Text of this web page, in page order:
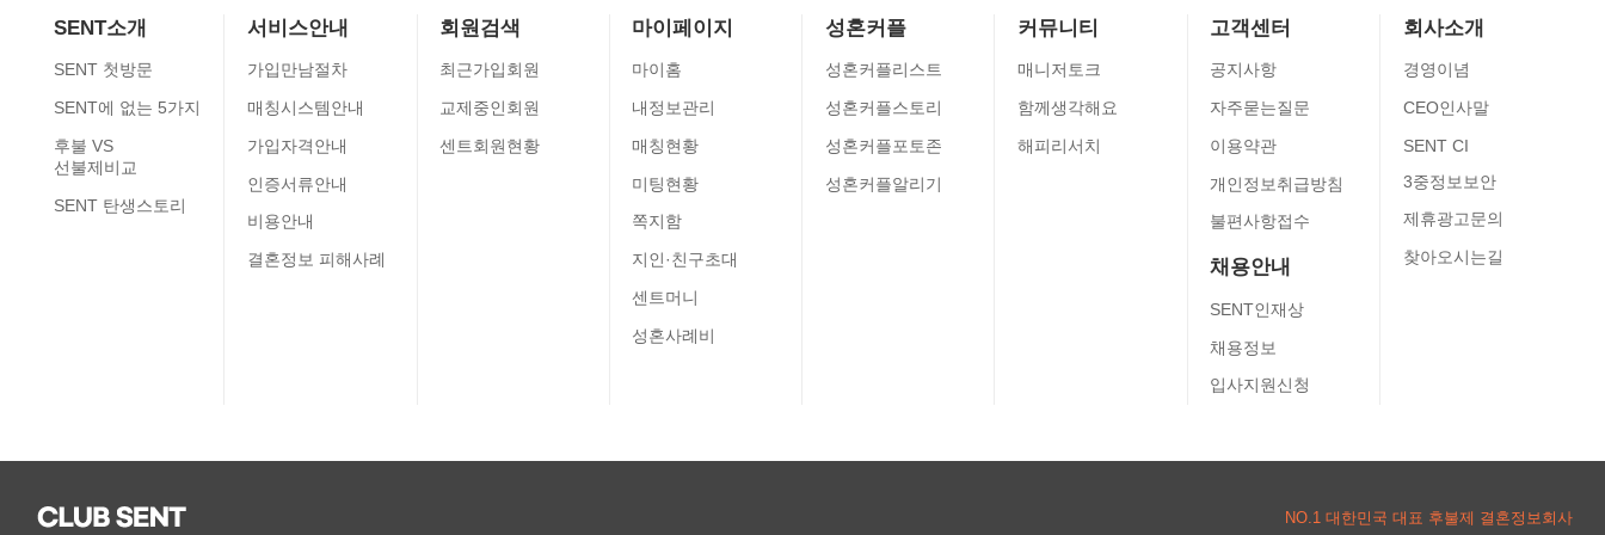
SENT소개
SENT 첫방문
SENT에 없는 5가지
후불 VS
선불제비교
SENT 탄생스토리
서비스안내
가입만남절차
매칭시스템안내
가입자격안내
인증서류안내
비용안내
결혼정보 피해사례
회원검색
최근가입회원
교제중인회원
센트회원현황
마이페이지
마이홈
내정보관리
매칭현황
미팅현황
쪽지함
지인·친구초대
센트머니
성혼사례비
성혼커플
성혼커플리스트
성혼커플스토리
성혼커플포토존
성혼커플알리기
커뮤니티
매니저토크
함께생각해요
해피리서치
고객센터
공지사항
자주묻는질문
이용약관
개인정보취급방침
불편사항접수
채용안내
SENT인재상
채용정보
입사지원신청
회사소개
경영이념
CEO인사말
SENT CI
3중정보보안
제휴광고문의
찾아오시는길
NO.1 대한민국 대표 후불제 결혼정보회사